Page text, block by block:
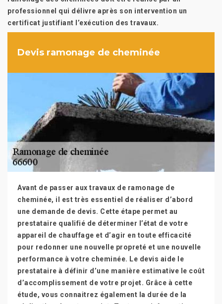
professionnel qui délivre après son intervention un
certificat justifiant l’exécution des travaux.
Devis ramonage de cheminée
Avant de passer aux travaux de ramonage de
cheminée, il est très essentiel de réaliser d’abord
une demande de devis. Cette étape permet au
prestataire qualifié de déterminer l’état de votre
appareil de chauffage et d’agir en toute efficacité
pour redonner une nouvelle propreté et une nouvelle
performance à votre cheminée. Le devis aide le
prestataire à définir d’une manière estimative le coût
d’accomplissement de votre projet. Grâce à cette
étude, vous connaitrez également la durée de la